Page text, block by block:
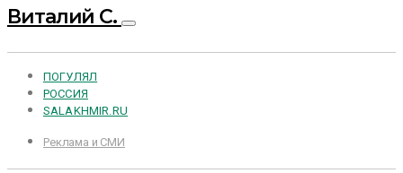
Виталий С.
ПОГУЛЯЛ
РОССИЯ
SALAKHMIR.RU
Реклама и СМИ